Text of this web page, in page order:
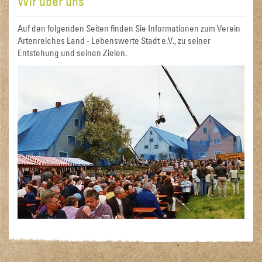
Auf den folgenden Seiten finden Sie Informationen zum Verein
Artenreiches Land - Lebenswerte Stadt e.V., zu seiner
Entstehung und seinen Zielen.